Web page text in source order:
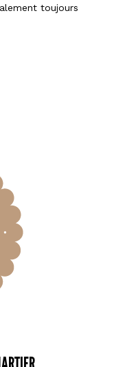
toujours